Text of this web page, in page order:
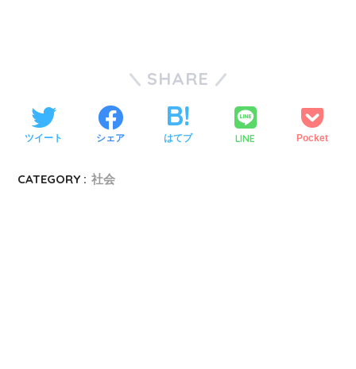
SHARE
ツイート シェア はてブ LINE Pocket
CATEGORY : 社会